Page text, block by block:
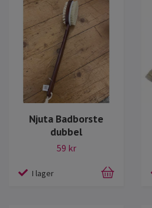
Njuta Badborste
dubbel
59 kr
I lager